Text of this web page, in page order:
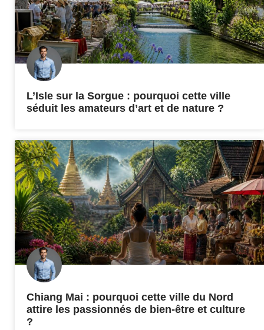
L’Isle sur la Sorgue : pourquoi cette ville
séduit les amateurs d’art et de nature ?
Chiang Mai : pourquoi cette ville du Nord
attire les passionnés de bien-être et culture
?